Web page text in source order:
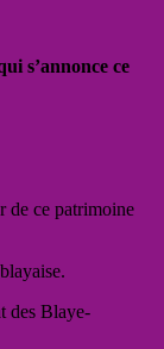
s’annonce ce
de ce patrimoine
des Blaye-